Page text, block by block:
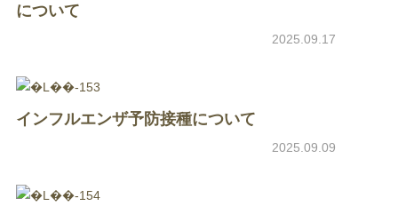
について
2025.09.17
インフルエンザ予防接種について
2025.09.09